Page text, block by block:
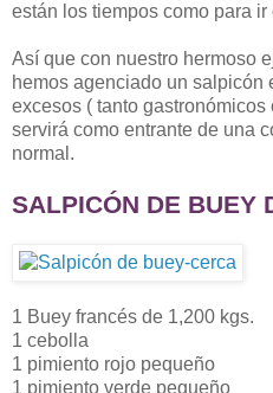
están los tiempos como para ir
Así que con nuestro hermoso
hemos agenciado un salpicón
excesos ( tanto
servirá como entrante de una
normal.
SALPICÓN DE BUEY
1 Buey francés de 1,200 kgs.
1 cebolla
1 pimiento rojo pequeño
1 pimiento verde pequeño